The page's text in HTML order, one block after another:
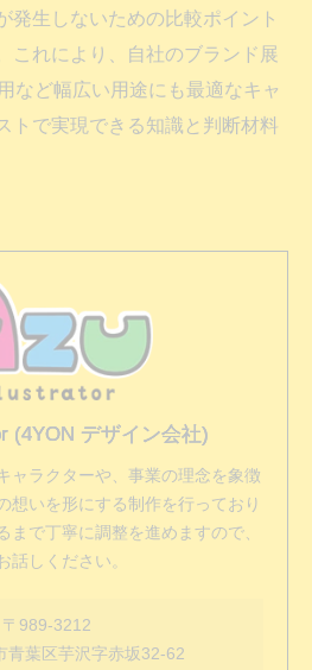
発生しないための比較ポイント
これにより、自社のブランド展
など幅広い用途にも最適なキャ
トで実現できる知識と判断材料
(4YON デザイン会社)
ャラクターや、事業の理念を象徴
想いを形にする制作を行っており
まで丁寧に調整を進めますので、
話しください。
〒989-3212
青葉区芋沢字赤坂32-62